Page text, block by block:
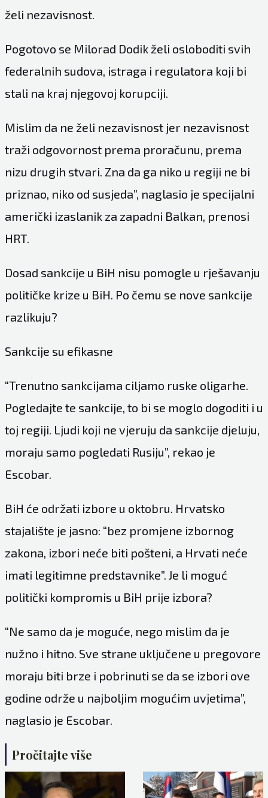
želi nezavisnost.
Pogotovo se Milorad Dodik želi osloboditi svih
federalnih sudova, istraga i regulatora koji bi
stali na kraj njegovoj korupciji.
Mislim da ne želi nezavisnost jer nezavisnost
traži odgovornost prema proračunu, prema
nizu drugih stvari. Zna da ga niko u regiji ne bi
priznao, niko od susjeda”, naglasio je specijalni
američki izaslanik za zapadni Balkan, prenosi
HRT.
Dosad sankcije u BiH nisu pomogle u rješavanju
političke krize u BiH. Po čemu se nove sankcije
razlikuju?
Sankcije su efikasne
“Trenutno sankcijama ciljamo ruske oligarhe.
Pogledajte te sankcije, to bi se moglo dogoditi i u
toj regiji. Ljudi koji ne vjeruju da sankcije djeluju,
moraju samo pogledati Rusiju”, rekao je
Escobar.
BiH će održati izbore u oktobru. Hrvatsko
stajalište je jasno: “bez promjene izbornog
zakona, izbori neće biti pošteni, a Hrvati neće
imati legitimne predstavnike”. Je li moguć
politički kompromis u BiH prije izbora?
“Ne samo da je moguće, nego mislim da je
nužno i hitno. Sve strane uključene u pregovore
moraju biti brze i pobrinuti se da se izbori ove
godine održe u najboljim mogućim uvjetima”,
naglasio je Escobar.
Pročitajte više